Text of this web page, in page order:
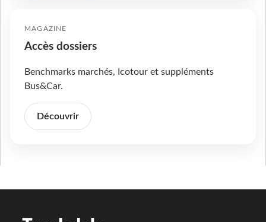
MAGAZINE
Accès dossiers
Benchmarks marchés, Icotour et suppléments
Bus&Car.
Découvrir